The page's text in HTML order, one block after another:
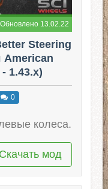
Обновлено 13.02.22
Steering
American
1.43.x)
0
колеса.
Скачать мод